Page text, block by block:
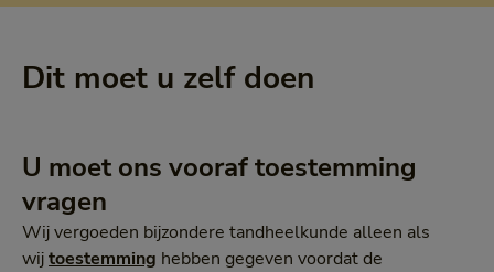
Dit moet u zelf doen
U moet ons vooraf toestemming
vragen
Wij vergoeden bijzondere tandheelkunde alleen als
wijtoestemming hebben gegeven voordat de